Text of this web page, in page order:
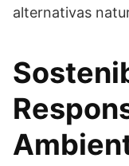
alternativas